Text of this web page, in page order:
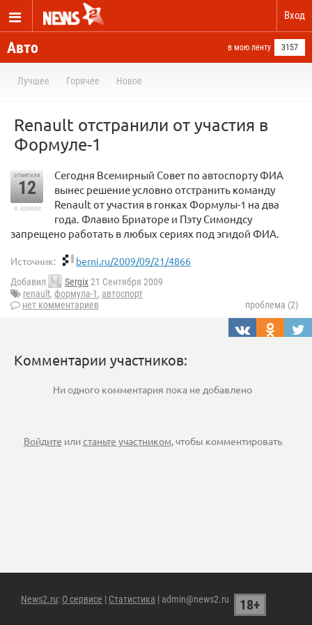
Вход
Авто в мою ленту 3157
Лучшее Горячее Новое
Renault отстранили от участия в
Формуле-1
отметили
12
в архиве
Сегодня Всемирный Совет по автоспорту ФИА
вынес решение условно отстранить команду
Renault от участия в гонках Формулы-1 на два
года. Флавио Бриаторе и Пэту Симондсу
запрещено работать в любых сериях под эгидой ФИА.
Источник: berni.ru/2009/09/21/4866
Добавил Sergix21 Сентября 2009
renault, формула-1, автоспорт
нет комментариев
проблема (2)
Комментарии участников:
Ни одного комментария пока не добавлено
Войдите илистаньте участником, чтобы комментировать
News2.ru: О сервисе | Статистика | admin@news2.ru 18+